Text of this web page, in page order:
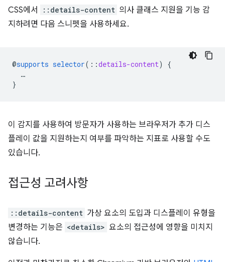
CSS에서 ::details-content 의사 클래스 지원을 기능 감
지하려면 다음 스니펫을 사용하세요.
@supports selector( ::details-content)
{
…
}
이 감지를 사용하여 방문자가 사용하는 브라우저가 추가 디스
플레이 값을 지원하는지 여부를 파악하는 지표로 사용할 수도
있습니다.
접근성 고려사항
::details-content 가상 요소의 도입과 디스플레이 유형을
변경하는 기능은 <details> 요소의 접근성에 영향을 미치지
않습니다.